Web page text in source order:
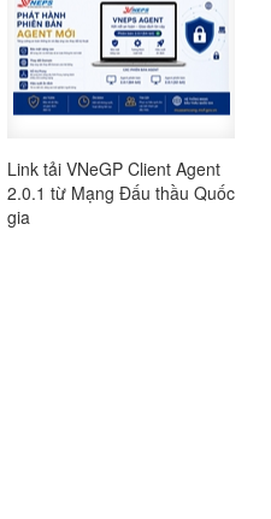
Link tải VNeGP Client Agent
2.0.1 từ Mạng Đấu thầu Quốc
gia